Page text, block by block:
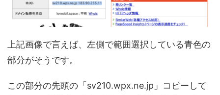
上記画像で言えば、左側で範囲選択している青色の
部分がそうです。
この部分の先頭の「sv210.wpx.ne.jp」コピーして